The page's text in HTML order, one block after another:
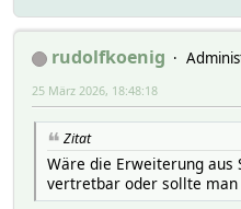
rudolfkoenig
25 März 2026, 18:48:18
Zitat
Wäre die Erweiterung aus
vertretbar oder sollte man